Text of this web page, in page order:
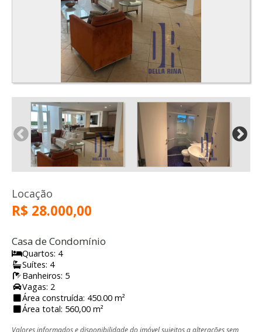
Locação
R$ 28.000,00
Casa de Condomínio
Quartos: 4
Suítes: 4
Banheiros: 5
Vagas: 2
Área construída: 450.00 m²
Área total: 560,00 m²
Valores informados e disponibilidade do imóvel sujeitos a alterações sem